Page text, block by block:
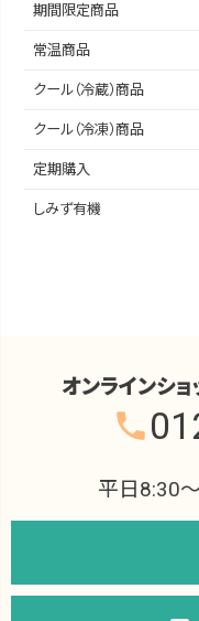
期間限定商品
常温商品
クール（冷蔵）商品
クール（冷凍）商品
定期購入
しみず有機
オンラインシ
phone
平日8:30